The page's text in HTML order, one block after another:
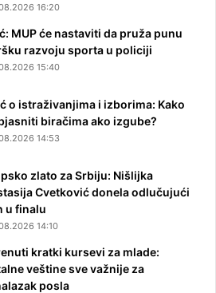
16:20
MUP će nastaviti da pruža punu
razvoju sporta u policiji
15:40
o istraživanjima i izborima: Kako
biračima ako izgube?
14:53
zlato za Srbiju: Nišlijka
Cvetković donela odlučujući
u finalu
14:10
kratki kursevi za mlade:
veštine sve važnije za
posla